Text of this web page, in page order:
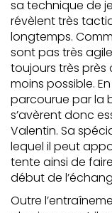
sa technique de
révèlent très
longtemps.
sont pas très
toujours très près
moins possible.
parcourue par la
s’avèrent donc
Valentin. Sa
lequel il peut
tente ainsi de
début de
Outre